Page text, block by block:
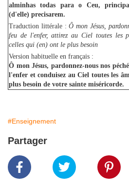
alminhas todas para o Ceu,
(d'elle) precisarem.
Traduction littérale :Ô mon Jésus,
feu de l'enfer, attirez au Ciel toutes les
celles qui (en) ont le plus besoin
Version habituelle en français :
Ô mon Jésus, pardonnez-nous nos
l'enfer et conduisez au Ciel toutes les
plus besoin de votre sainte miséricorde.
#Enseignement
Partager